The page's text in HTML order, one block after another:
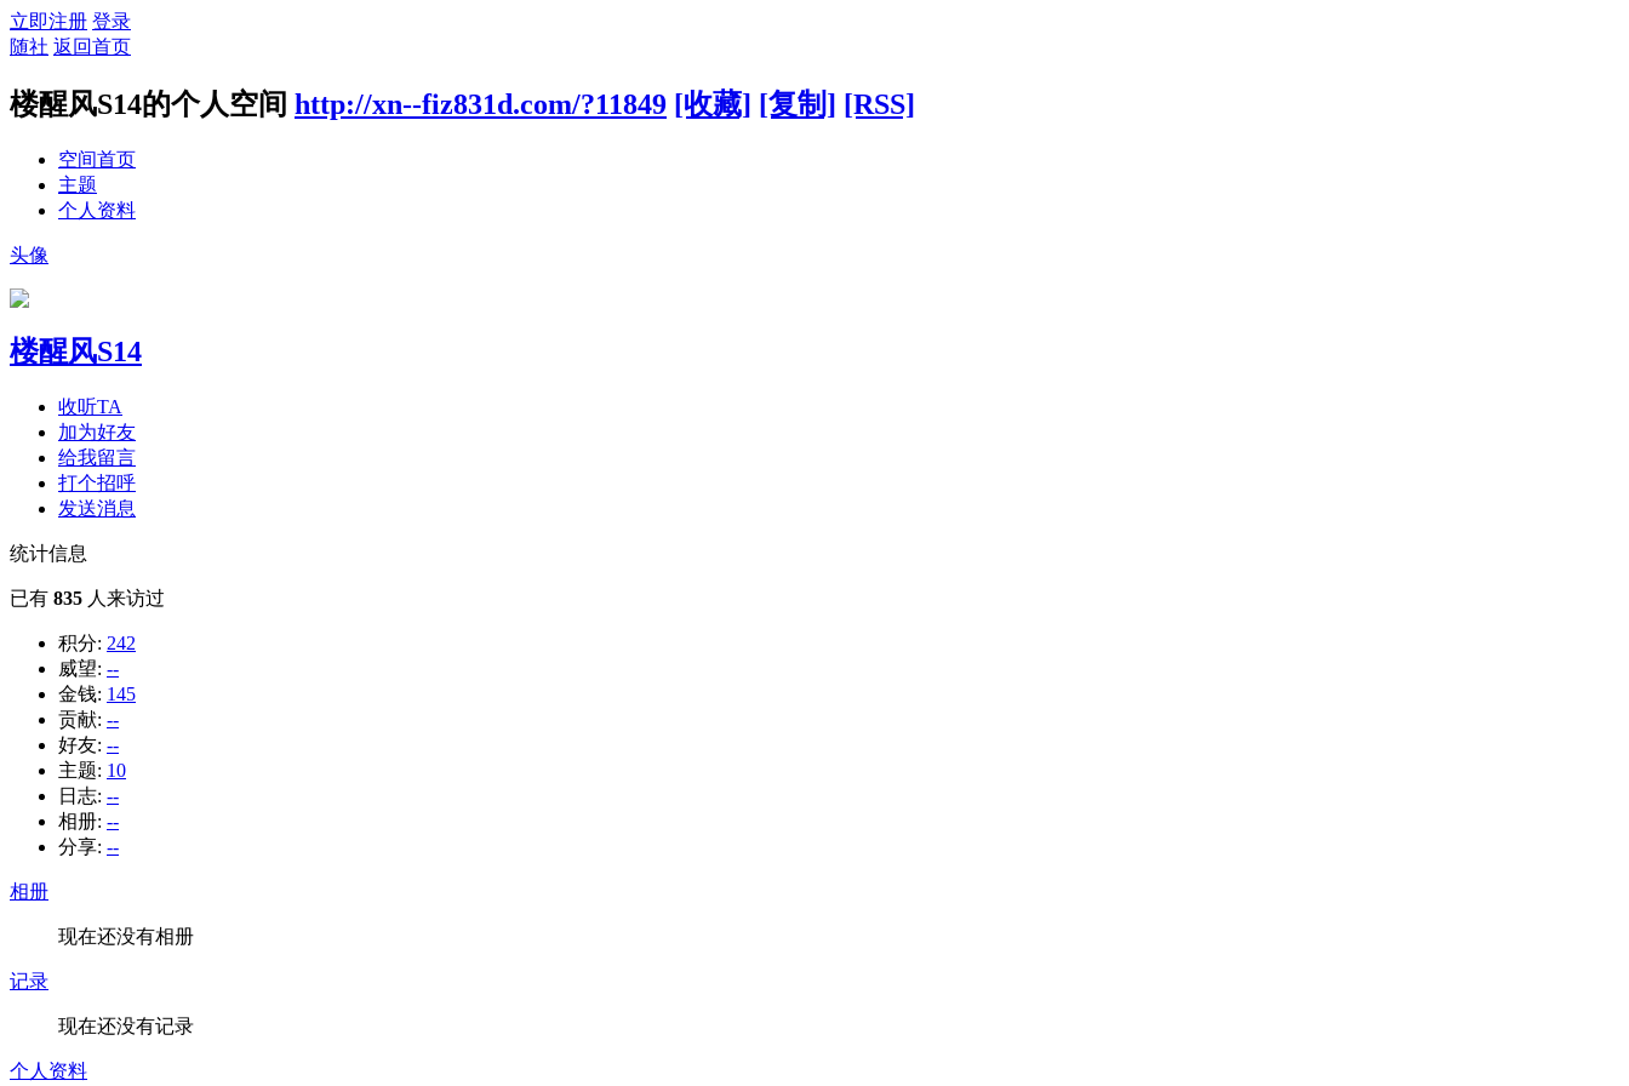
立即注册 登录
随社 返回首页
楼醒风S14的个人空间 http://xn--fiz831d.com/?11849 [收藏] [复制] [RSS]
空间首页
主题
个人资料
头像
楼醒风S14
收听TA
加为好友
给我留言
打个招呼
发送消息
统计信息
已有 835 人来访过
积分: 242
威望: --
金钱: 145
贡献: --
好友: --
主题: 10
日志: --
相册: --
分享: --
相册
现在还没有相册
记录
现在还没有记录
个人资料